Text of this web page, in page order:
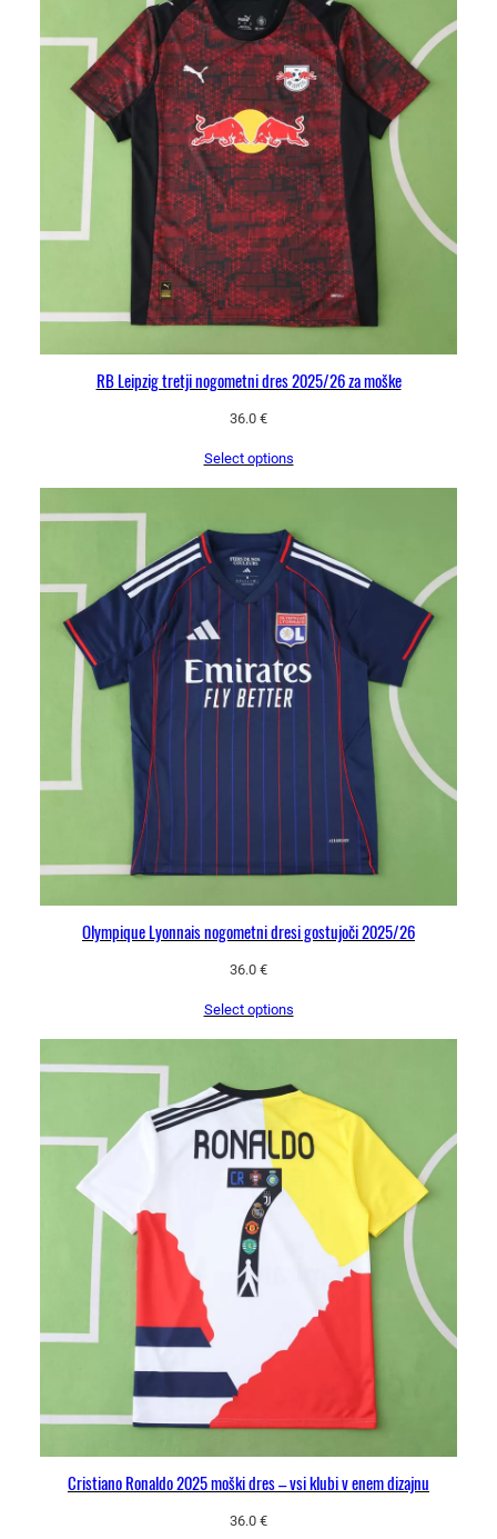
RB Leipzig tretji nogometni dres 2025/26 za moške
36.0 €
Select options
Olympique Lyonnais nogometni dresi gostujoči 2025/26
36.0 €
Select options
Cristiano Ronaldo 2025 moški dres – vsi klubi v enem dizajnu
36.0 €